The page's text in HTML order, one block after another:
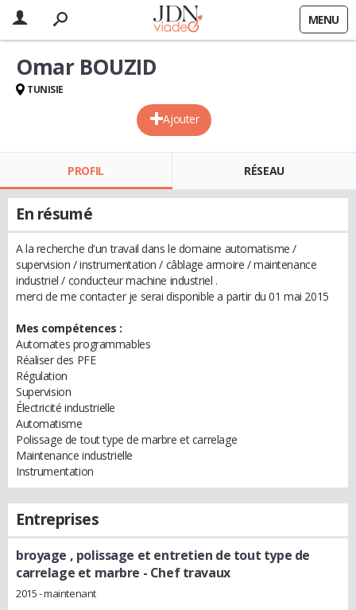
MENU
Ajouter
Omar BOUZID
TUNISIE
PROFIL RÉSEAU
En résumé
A la recherche d'un travail dans le domaine automatisme /
supervision / instrumentation / câblage armoire / maintenance
industriel / conducteur machine industriel .
merci de me contacter je serai disponible a partir du 01 mai 2015
Mes compétences :
Automates programmables
Réaliser des PFE
Régulation
Supervision
Électricité industrielle
Automatisme
Polissage de tout type de marbre et carrelage
Maintenance industrielle
Instrumentation
Entreprises
broyage , polissage et entretien de tout type de
carrelage et marbre - Chef travaux
2015 - maintenant